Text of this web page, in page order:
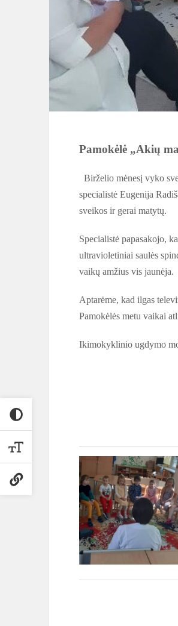
Pamokėlė „Akių
Birželio mėnesį vyko
specialistė Eugenija
sveikos ir gerai matytų.
Specialistė papasakojo,
ultravioletiniai saulės
vaikų amžius vis jaunėja.
Aptarėme, kad ilgas
Pamokėlės metu vaikai
Ikimokyklinio ugdymo